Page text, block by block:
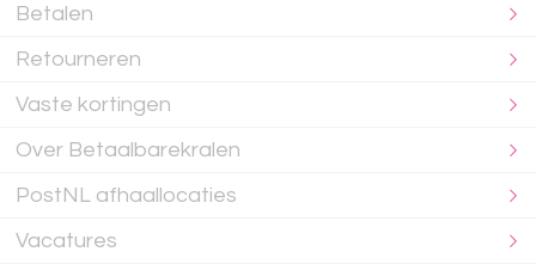
Betalen
Retourneren
Vaste kortingen
Over Betaalbarekralen
PostNL afhaallocaties
Vacatures